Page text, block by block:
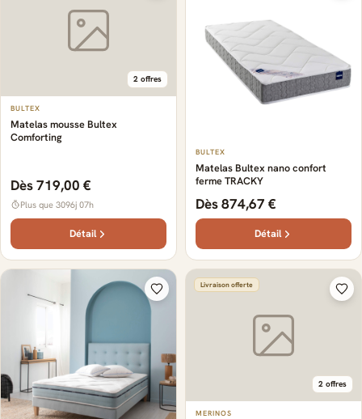
2 offres
BULTEX
Matelas mousse Bultex
Comforting
Dès 719,00 €
Plus que 3096j 07h
Détail
BULTEX
Matelas Bultex nano confort
ferme TRACKY
Dès 874,67 €
Détail
Livraison offerte
2 offres
MERINOS